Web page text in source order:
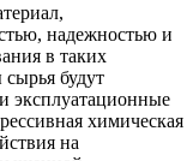
надежностью и
в таких
будут
эксплуатационные
химическая
на